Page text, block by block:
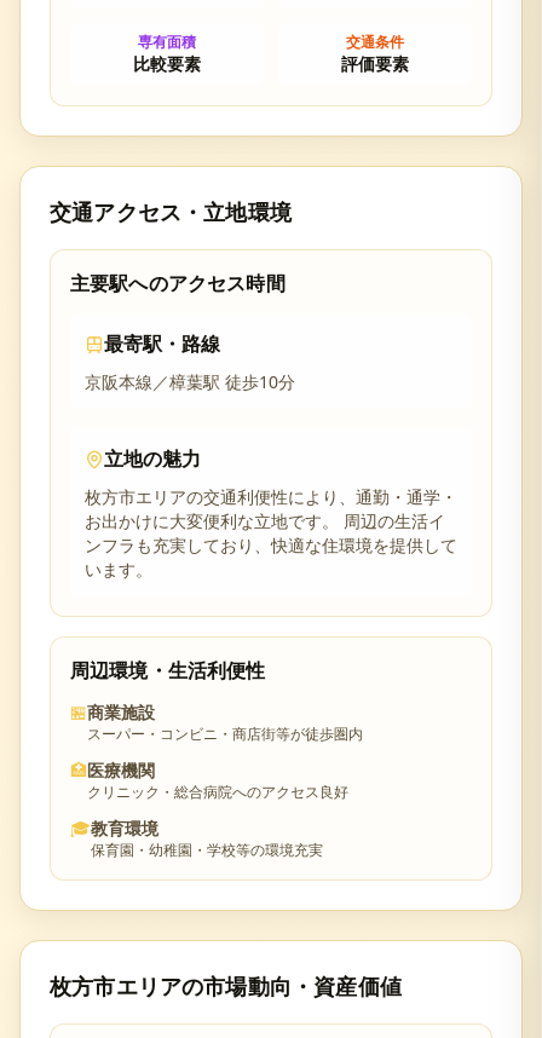
専有面積
比較要素
交通条件
評価要素
交通アクセス・立地環境
主要駅へのアクセス時間
最寄駅・路線
京阪本線／樟葉駅 徒歩10分
立地の魅力
枚方市エリアの交通利便性により、通勤・通学・
お出かけに大変便利な立地です。 周辺の生活イ
ンフラも充実しており、快適な住環境を提供して
います。
周辺環境・生活利便性
🏪商業施設
スーパー・コンビニ・商店街等が徒歩圏内
🏥医療機関
クリニック・総合病院へのアクセス良好
🎓教育環境
保育園・幼稚園・学校等の環境充実
枚方市エリアの市場動向・資産価値